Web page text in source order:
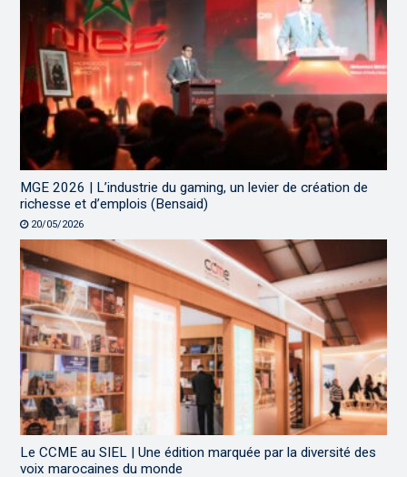
MGE 2026 | L’industrie du gaming, un levier de création de
richesse et d’emplois (Bensaid)
20/05/2026
Le CCME au SIEL | Une édition marquée par la diversité des
voix marocaines du monde